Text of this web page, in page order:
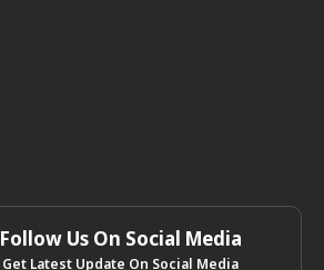
Follow Us On Social Media
Get Latest Update On Social Media